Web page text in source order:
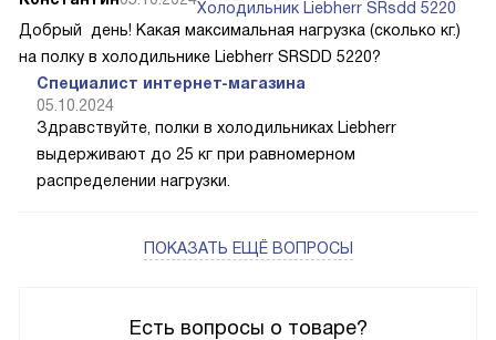
Есть вопросы о товаре?
Холодильник Liebherr SRsdd 5220
Добрый день! Какая максимальная нагрузка (сколько кг.)
на полку в холодильнике Liebherr SRSDD 5220?
Специалист интернет-магазина
05.10.2024
Здравствуйте, полки в холодильниках Liebherr
выдерживают до 25 кг при равномерном
распределении нагрузки.
ПОКАЗАТЬ ЕЩЁ ВОПРОСЫ